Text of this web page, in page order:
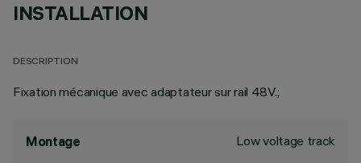
INSTALLATION
DESCRIPTION
Fixation mécanique avec adaptateur sur rail 48V.;
Montage Low voltage track